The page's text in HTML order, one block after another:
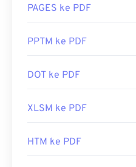
PAGES ke PDF
PPTM ke PDF
DOT ke PDF
XLSM ke PDF
HTM ke PDF